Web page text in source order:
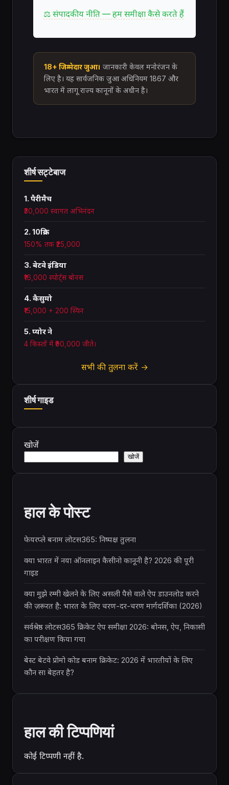
⚖ संपादकीय नीति — हम समीक्षा कैसे करते हैं
18+ जिम्मेदार जुआ। जानकारी केवल मनोरंजन के
लिए है। यह सार्वजनिक जुआ अधिनियम 1867 और
भारत में लागू राज्य कानूनों के अधीन है।
शीर्ष सट्टेबाज
1. पैरीमैच
₹30,000 स्वागत अभिनंदन
2. 10क्रिक
150% तक ₹25,000
3. बेटवे इंडिया
₹16,000 स्पोर्ट्स बोनस
4. कैसुमो
₹15,000 + 200 स्पिन
5. प्योर ने
4 किस्तों में ₹90,000 जीते।
सभी की तुलना करें →
शीर्ष गाइड
खोजें
खोजें
हाल के पोस्ट
फेयरप्ले बनाम लोटस365: निष्पक्ष तुलना
क्या भारत में नया ऑनलाइन कैसीनो कानूनी है? 2026 की पूरी
गाइड
क्या मुझे रम्मी खेलने के लिए असली पैसे वाले ऐप डाउनलोड करने
की ज़रूरत है: भारत के लिए चरण-दर-चरण मार्गदर्शिका (2026)
सर्वश्रेष्ठ लोटस365 क्रिकेट ऐप समीक्षा 2026: बोनस, ऐप, निकासी
का परीक्षण किया गया
बेस्ट बेटवे प्रोमो कोड बनाम क्रिकेट: 2026 में भारतीयों के लिए
कौन सा बेहतर है?
हाल की टिप्पणियां
कोई टिप्पणी नहीं है.